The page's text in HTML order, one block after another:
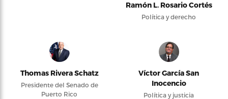
Ramón L. Rosario Cortés
Política y derecho
Thomas Rivera Schatz
Presidente del Senado de
Puerto Rico
Víctor García San
Inocencio
Política y justicia